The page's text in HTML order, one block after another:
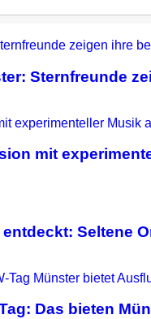
Sternfreunde
mit
Seltene
Das bieten